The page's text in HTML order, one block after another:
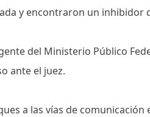
y encontraron un inhibidor
del Ministerio Público
ante el juez.
a las vías de comunicación